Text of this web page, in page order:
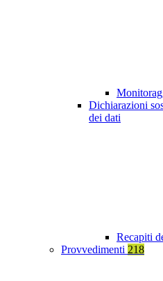
Dichiarazioni
dei dati
Recapiti
Provvedimenti 218